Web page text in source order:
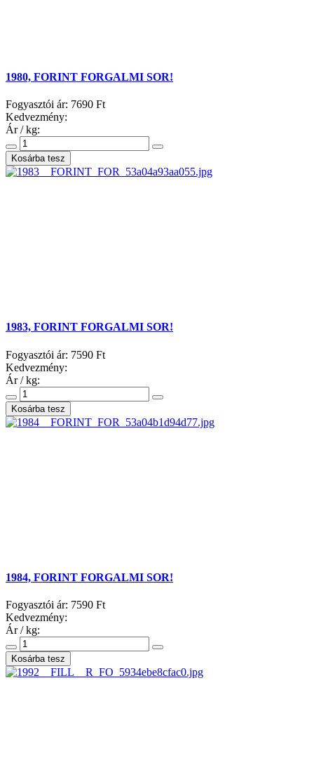
1980, FORINT FORGALMI SOR!
Fogyasztói ár: 7690 Ft
Kedvezmény:
Ár / kg:
1983, FORINT FORGALMI SOR!
Fogyasztói ár: 7590 Ft
Kedvezmény:
Ár / kg:
1984, FORINT FORGALMI SOR!
Fogyasztói ár: 7590 Ft
Kedvezmény:
Ár / kg: